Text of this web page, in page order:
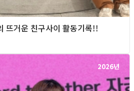
뜨거운 친구사이 활동기록!!
2026년